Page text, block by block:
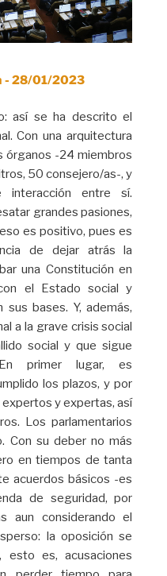
- 28/01/2023
así se ha descrito el
Con una arquitectura
órganos -24 miembros
50 consejero/as-, y
interacción entre sí.
grandes pasiones,
es positivo, pues es
de dejar atrás la
una Constitución en
el Estado social y
bases. Y, además,
a la grave crisis social
social y que sigue
primer lugar, es
los plazos, y por
y expertas, así
Los parlamentarios
Con su deber no más
en tiempos de tanta
acuerdos básicos -es
de seguridad, por
aun considerando el
la oposición se
esto es, acusaciones